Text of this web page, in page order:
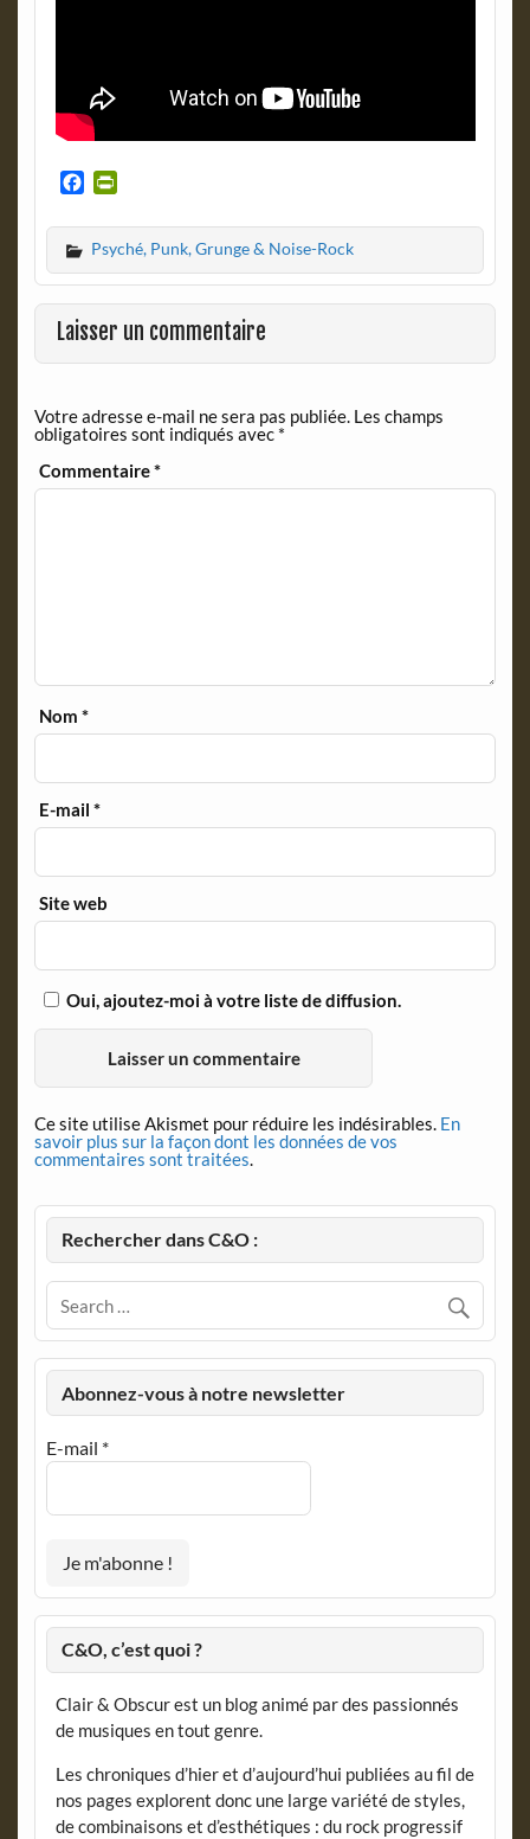
c
e
b
o
o
k
i
n
t
F
r
e
d
l
y
Psyché, Punk, Grunge & Noise-Rock
Laisser un commentaire
Votre adresse e-mail ne sera pas publiée. Les champs
obligatoires sont indiqués avec *
Commentaire*
Nom*
E-mail*
Site web
Oui, ajoutez-moi à votre liste de diffusion.
Ce site utilise Akismet pour réduire les indésirables. En
savoir plus sur la façon dont les données de vos
commentaires sont traitées.
Rechercher dans C&O :
Abonnez-vous à notre newsletter
E-mail *
C&O, c’est quoi ?
Clair & Obscur est un blog animé par des passionnés
de musiques en tout genre.
Les chroniques d’hier et d’aujourd’hui publiées au fil de
nos pages explorent donc une large variété de styles,
de combinaisons et d’esthétiques : du rock progressif